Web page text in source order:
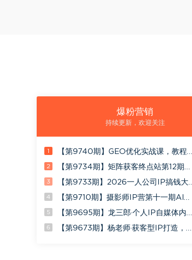
爆粉营销
持续更新，欢迎关注
1
【第9740期】GEO优化实战课，教程
+工具+优化心法，快速入门活学活用
2
【第9734期】矩阵获客终点站第12期线
下课2026年5月22-23号，完整保姆级的
矩阵实操
3
【第9733期】2026一人公司IP搞钱大
课扬州站，IP+私域+AI，带你跑通高客
单一人公司
4
【第9710期】摄影师IP营第十一期Al速
通版，AI赋能摄影IP变现(11期)，学营销
思维+打造个人品牌
5
【第9695期】龙三郎·个人IP自媒体内容
创作系统v1.0
6
【第9673期】杨老师·获客型IP打造，破